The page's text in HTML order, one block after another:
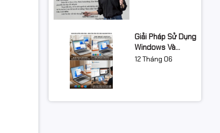
ĐẦU TỪ ĐÂU?
Giải Pháp Sử Dụng
Windows Và
Office Bản Quyền
12 Tháng 06